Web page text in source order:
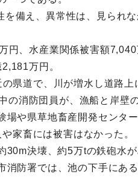
備え、異常性は、見られな
円、水産業関係被害額
万円。
県道で、川が増水し道路
消防団員が、漁船と岸壁
や県草地畜産開発センタ
家畜には被害はなかった。
決壊、約5万tの鉄砲水
防署では、池の下手にあ